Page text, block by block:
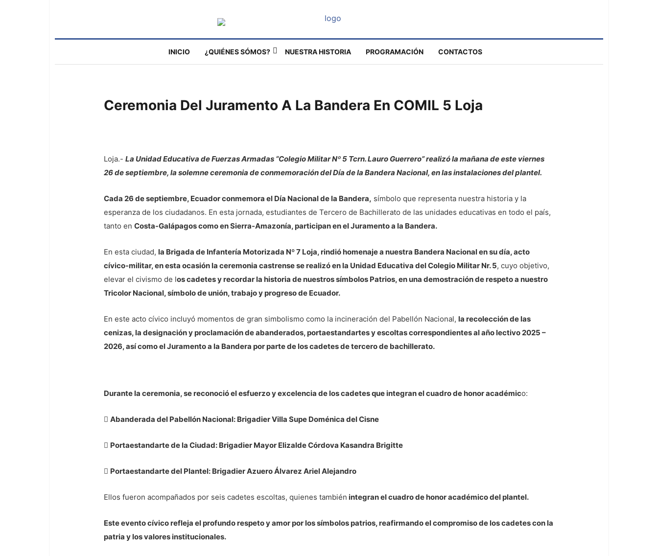
INICIO ¿QUIÉNES SÓMOS? NUESTRA HISTORIA PROGRAMACIÓN CONTACTOS
Ceremonia Del Juramento A La Bandera En COMIL 5 Loja
Loja.- La Unidad Educativa de Fuerzas Armadas “Colegio Militar Nº 5 Tcrn. Lauro Guerrero” realizó la mañana de este viernes
26 de septiembre, la solemne ceremonia de conmemoración del Día de la Bandera Nacional, en las instalaciones del plantel.
Cada 26 de septiembre, Ecuador conmemora el Día Nacional de la Bandera, símbolo que representa nuestra historia y la
esperanza de los ciudadanos. En esta jornada, estudiantes de Tercero de Bachillerato de las unidades educativas en todo el país,
tanto en Costa-Galápagos como en Sierra-Amazonía, participan en el Juramento a la Bandera.
En esta ciudad, la Brigada de Infantería Motorizada Nº 7 Loja, rindió homenaje a nuestra Bandera Nacional en su día, acto
cívico-militar, en esta ocasión la ceremonia castrense se realizó en la Unidad Educativa del Colegio Militar Nr. 5, cuyo objetivo,
elevar el civismo de los cadetes y recordar la historia de nuestros símbolos Patrios, en una demostración de respeto a nuestro
Tricolor Nacional, símbolo de unión, trabajo y progreso de Ecuador.
En este acto cívico incluyó momentos de gran simbolismo como la incineración del Pabellón Nacional, la recolección de las
cenizas, la designación y proclamación de abanderados, portaestandartes y escoltas correspondientes al año lectivo 2025 –
2026, así como el Juramento a la Bandera por parte de los cadetes de tercero de bachillerato.
Durante la ceremonia, se reconoció el esfuerzo y excelencia de los cadetes que integran el cuadro de honor académico:
 Abanderada del Pabellón Nacional: Brigadier Villa Supe Doménica del Cisne
 Portaestandarte de la Ciudad: Brigadier Mayor Elizalde Córdova Kasandra Brigitte
 Portaestandarte del Plantel: Brigadier Azuero Álvarez Ariel Alejandro
Ellos fueron acompañados por seis cadetes escoltas, quienes también integran el cuadro de honor académico del plantel.
Este evento cívico refleja el profundo respeto y amor por los símbolos patrios, reafirmando el compromiso de los cadetes con la
patria y los valores institucionales.